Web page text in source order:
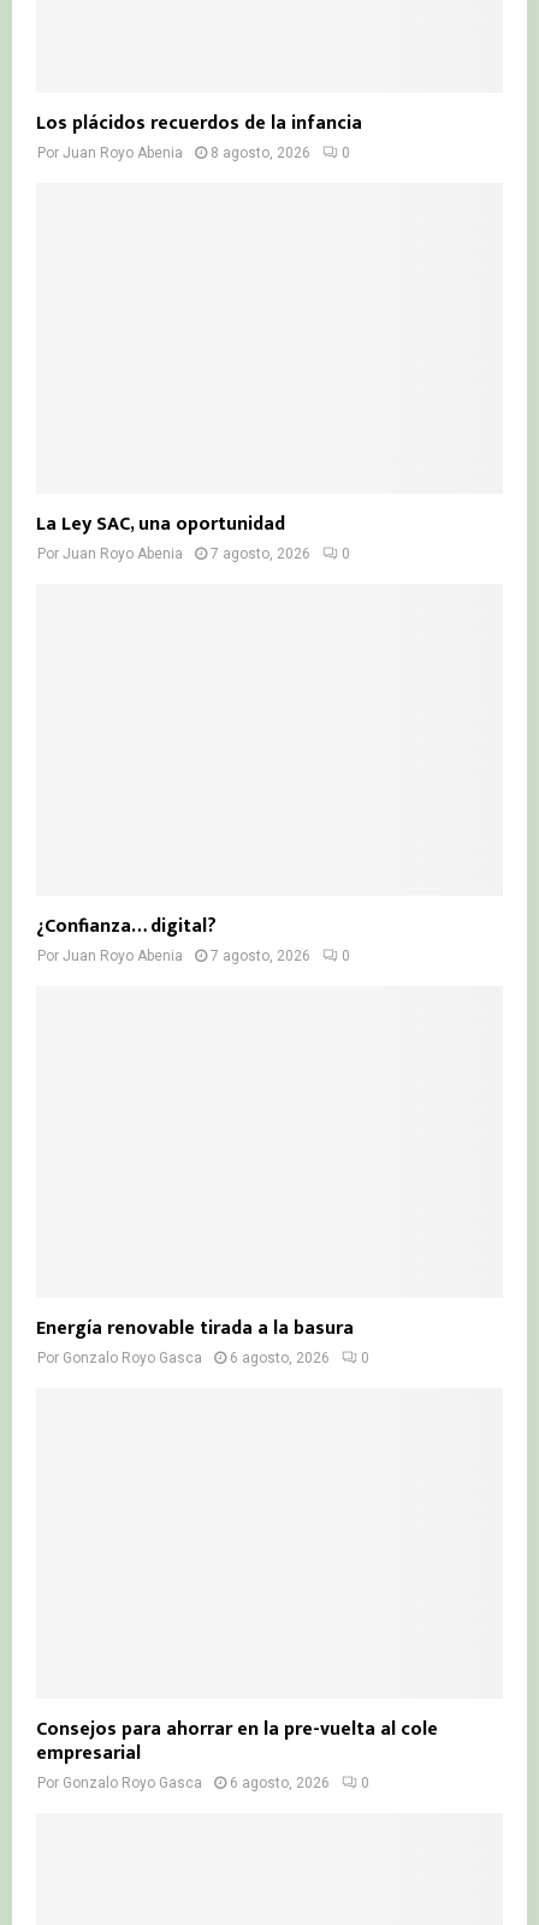
Los plácidos recuerdos de la infancia
Por Juan Royo Abenia 8 agosto, 2026 0
La Ley SAC, una oportunidad
Por Juan Royo Abenia 7 agosto, 2026 0
¿Confianza… digital?
Por Juan Royo Abenia 7 agosto, 2026 0
Energía renovable tirada a la basura
Por Gonzalo Royo Gasca 6 agosto, 2026 0
Consejos para ahorrar en la pre-vuelta al cole
empresarial
Por Gonzalo Royo Gasca 6 agosto, 2026 0